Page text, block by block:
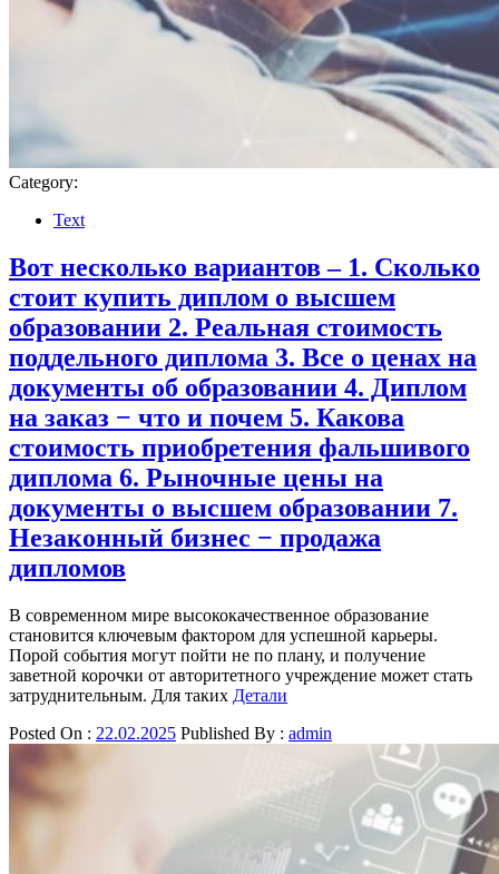
Category:
Text
Вот несколько вариантов – 1. Сколько
стоит купить диплом о высшем
образовании 2. Реальная стоимость
поддельного диплома 3. Все о ценах на
документы об образовании 4. Диплом
на заказ − что и почем 5. Какова
стоимость приобретения фальшивого
диплома 6. Рыночные цены на
документы о высшем образовании 7.
Незаконный бизнес − продажа
дипломов
В современном мире высококачественное образование
становится ключевым фактором для успешной карьеры.
Порой события могут пойти не по плану, и получение
заветной корочки от авторитетного учреждение может стать
затруднительным. Для таких Детали
Posted On : 22.02.2025 Published By : admin